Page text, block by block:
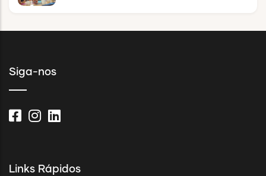
Siga-nos
Links Rápidos